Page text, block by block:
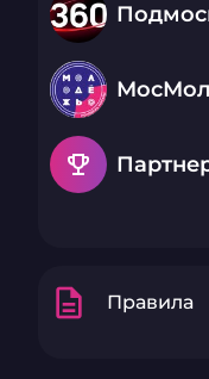
emoji_events
description Правила